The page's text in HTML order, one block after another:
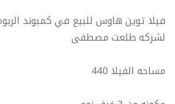
فيلا توين هاوس للبيع في كمبوند
لشركه طلعت مصطفى
مساحه الفيلا 440